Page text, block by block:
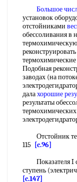
Большое
установок
отстойниками
обессоливания в
Подобная
заводах (на
далахорошие
результаты
Отстойник
115
[c.96]
Показателя I
ступень
[c.147]